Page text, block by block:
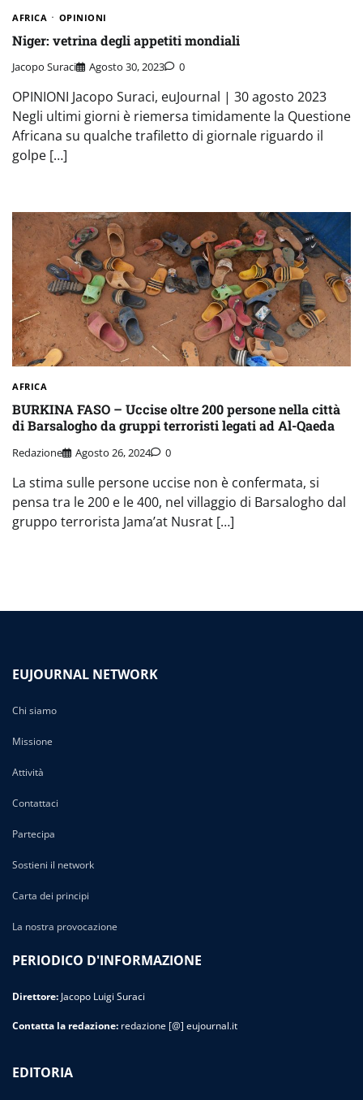
AFRICA OPINIONI
Niger: vetrina degli appetiti mondiali
Jacopo Suraci Agosto 30, 2023 0
OPINIONI Jacopo Suraci, euJournal | 30 agosto 2023
Negli ultimi giorni è riemersa timidamente la Questione
Africana su qualche trafiletto di giornale riguardo il
golpe […]
AFRICA
BURKINA FASO – Uccise oltre 200 persone nella città
di Barsalogho da gruppi terroristi legati ad Al-Qaeda
Redazione Agosto 26, 2024 0
La stima sulle persone uccise non è confermata, si
pensa tra le 200 e le 400, nel villaggio di Barsalogho dal
gruppo terrorista Jama’at Nusrat […]
EUJOURNAL NETWORK
Chi siamo
Missione
Attività
Contattaci
Partecipa
Sostieni il network
Carta dei principi
La nostra provocazione
PERIODICO D'INFORMAZIONE
Direttore: Jacopo Luigi Suraci
Contatta la redazione: redazione [@] eujournal.it
EDITORIA